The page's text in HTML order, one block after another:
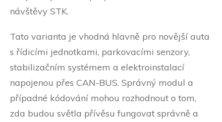
návštěvy STK.
Tato varianta je vhodná hlavně pro novější auta
s řídicími jednotkami, parkovacími senzory,
stabilizačním systémem a elektroinstalací
napojenou přes CAN-BUS. Správný modul a
případné kódování mohou rozhodnout o tom,
zda budou světla přívěsu fungovat správně a